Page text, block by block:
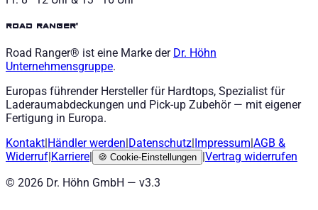
road ranger®
Road Ranger® ist eine Marke der Dr. Höhn
Unternehmensgruppe.
Europas führender Hersteller für Hardtops, Spezialist für
Laderaumabdeckungen und Pick-up Zubehör — mit eigener
Fertigung in Europa.
Kontakt Händler werden Datenschutz Impressum AGB &
Widerruf Karriere 🍪 Cookie-Einstellungen
Vertrag widerrufen
© 2026 Dr. Höhn GmbH — v3.3